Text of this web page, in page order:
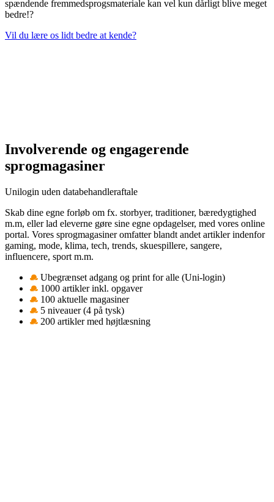
spændende fremmedsprogsmateriale kan vel kun dårligt blive meget
bedre!?
Vil du lære os lidt bedre at kende?
Involverende og engagerende
sprogmagasiner
Unilogin uden databehandleraftale
Skab dine egne forløb om fx. storbyer, traditioner, bæredygtighed
m.m, eller lad eleverne gøre sine egne opdagelser, med vores online
portal. Vores sprogmagasiner omfatter blandt andet artikler indenfor
gaming, mode, klima, tech, trends, skuespillere, sangere,
influencere, sport m.m.
Ubegrænset adgang og print for alle (Uni-login)
1000 artikler inkl. opgaver
100 aktuelle magasiner
5 niveauer (4 på tysk)
200 artikler med højtlæsning